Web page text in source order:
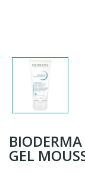
GEL